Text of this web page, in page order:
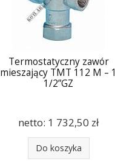
Termostatyczny zawór
mieszający TMT 112 M – 1
1/2”GZ
netto: 1 732,50 zł
Do koszyka